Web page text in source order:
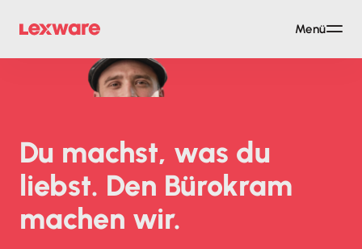
Du machst, was du
liebst. Den Bürokram
machen wir.
Menü